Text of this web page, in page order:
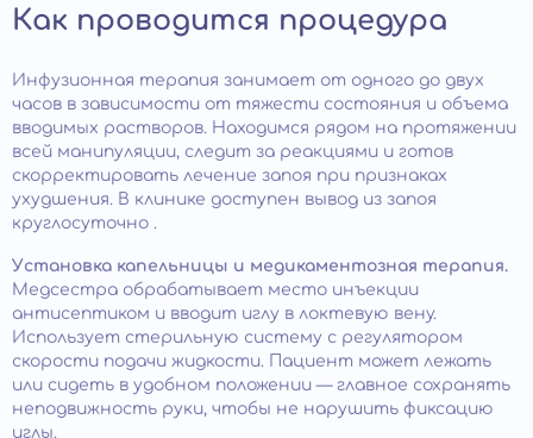
Как проводится процедура
Инфузионная терапия занимает от одного до двух
часов в зависимости от тяжести состояния и объема
вводимых растворов. Находимся рядом на протяжении
всей манипуляции, следит за реакциями и готов
скорректировать лечение запоя при признаках
ухудшения. В клинике доступен вывод из запоя
круглосуточно .
Установка капельницы и медикаментозная терапия.
Медсестра обрабатывает место инъекции
антисептиком и вводит иглу в локтевую вену.
Использует стерильную систему с регулятором
скорости подачи жидкости. Пациент может лежать
или сидеть в удобном положении — главное сохранять
неподвижность руки, чтобы не нарушить фиксацию
иглы.